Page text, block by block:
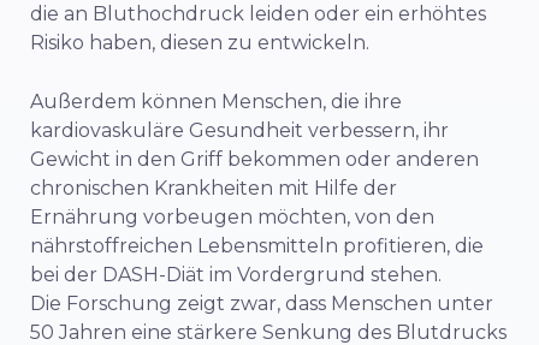
die an Bluthochdruck leiden oder ein erhöhtes
Risiko haben, diesen zu entwickeln.
Außerdem können Menschen, die ihre
kardiovaskuläre Gesundheit verbessern, ihr
Gewicht in den Griff bekommen oder anderen
chronischen Krankheiten mit Hilfe der
Ernährung vorbeugen möchten, von den
nährstoffreichen Lebensmitteln profitieren, die
bei der DASH-Diät im Vordergrund stehen.
Die Forschung zeigt zwar, dass Menschen unter
50 Jahren eine stärkere Senkung des Blutdrucks